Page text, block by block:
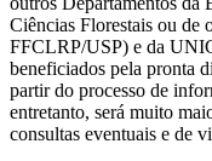
Ciências Florestais ou de
FFCLRP/USP) e da
beneficiados pela pronta
partir do processo de
entretanto, será muito
consultas eventuais e de